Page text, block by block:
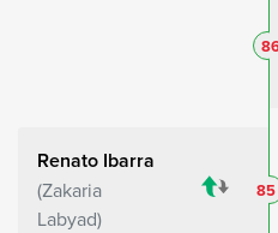
Renato Ibarra
Zakaria
Labyad
85